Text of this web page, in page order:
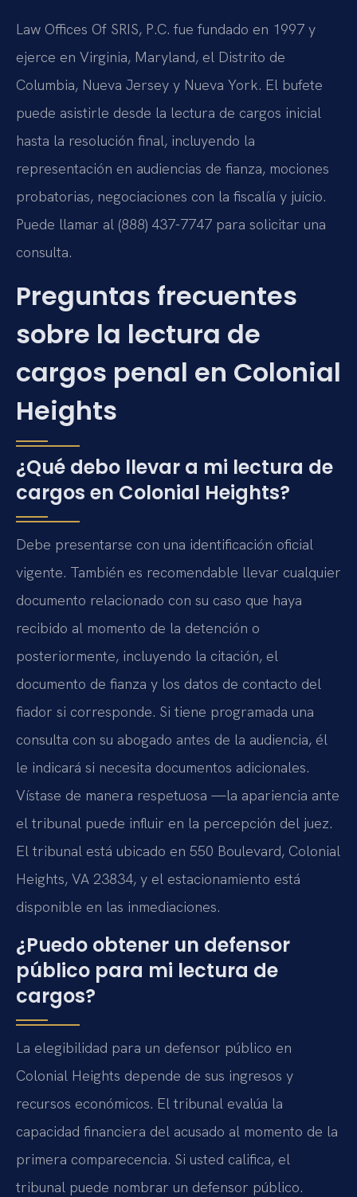
Law Offices Of SRIS, P.C. fue fundado en 1997 y
ejerce en Virginia, Maryland, el Distrito de
Columbia, Nueva Jersey y Nueva York. El bufete
puede asistirle desde la lectura de cargos inicial
hasta la resolución final, incluyendo la
representación en audiencias de fianza, mociones
probatorias, negociaciones con la fiscalía y juicio.
Puede llamar al (888) 437-7747 para solicitar una
consulta.
Preguntas frecuentes
sobre la lectura de
cargos penal en Colonial
Heights
¿Qué debo llevar a mi lectura de
cargos en Colonial Heights?
Debe presentarse con una identificación oficial
vigente. También es recomendable llevar cualquier
documento relacionado con su caso que haya
recibido al momento de la detención o
posteriormente, incluyendo la citación, el
documento de fianza y los datos de contacto del
fiador si corresponde. Si tiene programada una
consulta con su abogado antes de la audiencia, él
le indicará si necesita documentos adicionales.
Vístase de manera respetuosa —la apariencia ante
el tribunal puede influir en la percepción del juez.
El tribunal está ubicado en 550 Boulevard, Colonial
Heights, VA 23834, y el estacionamiento está
disponible en las inmediaciones.
¿Puedo obtener un defensor
público para mi lectura de
cargos?
La elegibilidad para un defensor público en
Colonial Heights depende de sus ingresos y
recursos económicos. El tribunal evalúa la
capacidad financiera del acusado al momento de la
primera comparecencia. Si usted califica, el
tribunal puede nombrar un defensor público.